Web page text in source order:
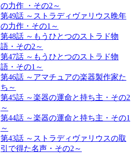
の力作 ・その2～
第49話 ～ストラディヴァリウス晩年
の力作・その1～
第48話 ～もうひとつのストラド物
語・その2～
第47話 ～もうひとつのストラド物
語・その1～
第46話 ～アマチュアの楽器製作家た
ち～
第45話 ～楽器の運命と持ち主・その2
～
第44話 ～楽器の運命と持ち主・その1
～
第43話 ～ストラディヴァリウスの取
引で得た名声・その2～